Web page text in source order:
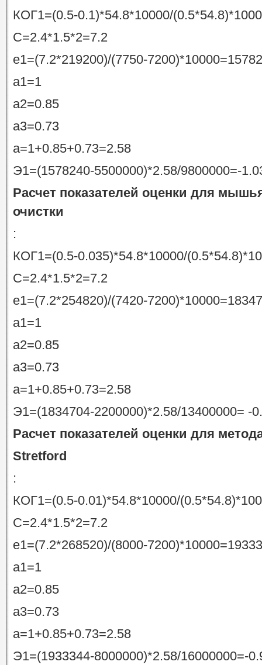
КОГ1=(0.5-0.1)*54.8*10000/
C=2.4*1.5*2=7.2
e1=(7.2*219200)/(7750-
а1=1
а2=0.85
a3=0.73
а=1+0.85+0.73=2.58
Э1=(1578240-5500000)*2.58/9800000=-
Расчет показателей оценки для
очистки
:
КОГ1=(0.5-0.035)*54.8*10000/
C=2.4*1.5*2=7.2
e1=(7.2*254820)/(7420-
а1=1
а2=0.85
a3=0.73
а=1+0.85+0.73=2.58
Э1=(1834704-2200000)*2.58/13400000= -
Расчет показателей оценки для
Stretford
:
КОГ1=(0.5-0.01)*54.8*10000/
C=2.4*1.5*2=7.2
e1=(7.2*268520)/(8000-
а1=1
а2=0.85
a3=0.73
а=1+0.85+0.73=2.58
Э1=(1933344-8000000)*2.58/16000000=-